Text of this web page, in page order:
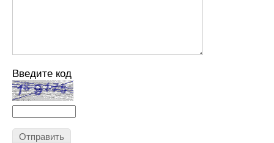
Введите код
Отправить